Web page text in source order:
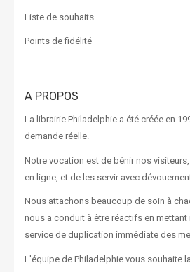
Liste de souhaits
Points de fidélité
A PROPOS
La librairie Philadelphie a été créée en
demande réelle.
Notre vocation est de bénir nos
en ligne, et de les servir avec
Nous attachons beaucoup de soin à
nous a conduit à être réactifs en mettant
service de duplication immédiate des
L'équipe de Philadelphie vous souhaite